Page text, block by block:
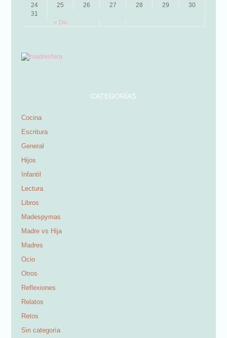
« Dic
24
25 26 27 28 29
30
31
CATEGORÍAS
Cocina
Escritura
General
Hijos
Infantil
Lectura
Libros
Madespymas
Madre vs Hija
Madres
Ocio
Otros
Reflexiones
Relatos
Retos
Sin categoría